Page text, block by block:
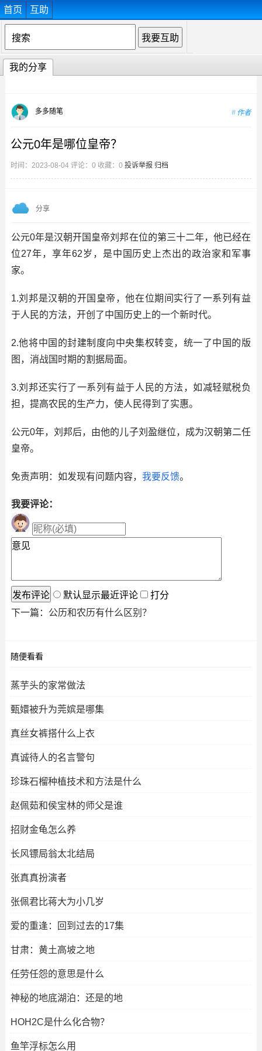
首页 互助
我的分享
公元0年是哪位皇帝？
时间：2023-08-04 评论：0 收藏：0 投诉举报 归档
多多随笔 作者
分享
公元0年是汉朝开国皇帝刘邦在位的第三十二年，他已经在
位27年，享年62岁，是中国历史上杰出的政治家和军事
家。
1.刘邦是汉朝的开国皇帝，他在位期间实行了一系列有益
于人民的方法，开创了中国历史上的一个新时代。
2.他将中国的封建制度向中央集权转变，统一了中国的版
图，消战国时期的割据局面。
3.刘邦还实行了一系列有益于人民的方法，如减轻赋税负
担，提高农民的生产力，使人民得到了实惠。
公元0年，刘邦后，由他的儿子刘盈继位，成为汉朝第二任
皇帝。
免责声明：如发现有问题内容， 我要反馈。
我要评论：
默认显示最近评论
打分
下一篇： 公历和农历有什么区别？
随便看看
蒸芋头的家常做法
甄嬛被升为莞嫔是哪集
真丝女裤搭什么上衣
真诚待人的名言警句
珍珠石榴种植技术和方法是什么
赵佩茹和侯宝林的师父是谁
招财金龟怎么养
长风镖局翁太北结局
张真真扮演者
张佩君比蒋大为小几岁
爱的重逢：回到过去的17集
甘肃：黄土高坡之地
任劳任怨的意思是什么
神秘的地底湖泊：还是的地
HOH2C是什么化合物？
鱼竿浮标怎么用